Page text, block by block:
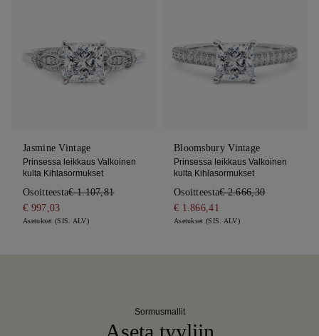
Jasmine Vintage
Prinsessa leikkaus Valkoinen
kulta Kihlasormukset
Osoitteesta€ 1.107,81
€ 997,03
Asetukset (SIS. ALV)
Bloomsbury Vintage
Prinsessa leikkaus Valkoinen
kulta Kihlasormukset
Osoitteesta€ 2.666,30
€ 1.866,41
Asetukset (SIS. ALV)
Sormusmallit
Aseta tyyliin